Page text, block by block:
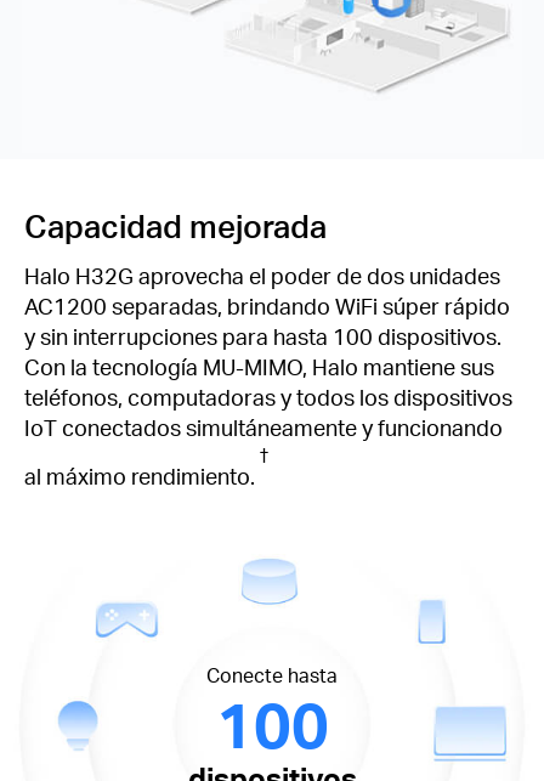
Capacidad mejorada
Halo H32G aprovecha el poder de dos unidades
AC1200 separadas, brindando WiFi súper rápido
y sin interrupciones para hasta 100 dispositivos.
Con la tecnología MU-MIMO, Halo mantiene sus
teléfonos, computadoras y todos los dispositivos
IoT conectados simultáneamente y funcionando
al máximo rendimiento.
†
Conecte hasta
100